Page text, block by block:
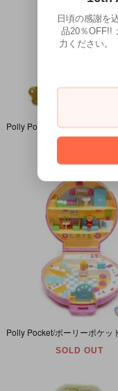
SOLD OUT
日頃の感謝を
品20％OFF!!
力ください。